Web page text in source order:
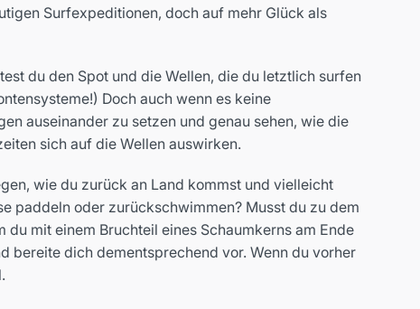
Surfexpeditionen, doch auf mehr Glück als
du den Spot und die Wellen, die du letztlich surfen
Doch auch wenn es keine
auseinander zu setzen und genau sehen, wie die
sich auf die Wellen auswirken.
wie du zurück an Land kommst und vielleicht
paddeln oder zurückschwimmen? Musst du zu dem
mit einem Bruchteil eines Schaumkerns am Ende
bereite dich dementsprechend vor. Wenn du vorher